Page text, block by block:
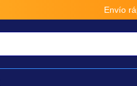
Envío rápido,